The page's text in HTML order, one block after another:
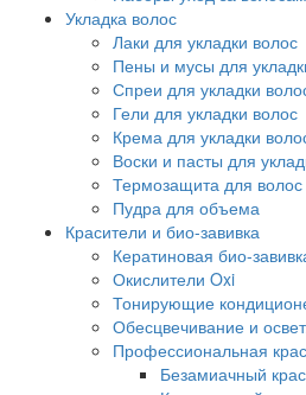
Укладка волос
Лаки для укладки волос
Пены и мусы для
Спреи для укладки
Гели для укладки волос
Крема для укладки
Воски и пасты для
Термозащита для волос
Пудра для объема
Красители и био-завивка
Кератиновая био-
Окислители Oxi
Тонирующие
Обесцвечивание и
Профессиональная
Безамиачный